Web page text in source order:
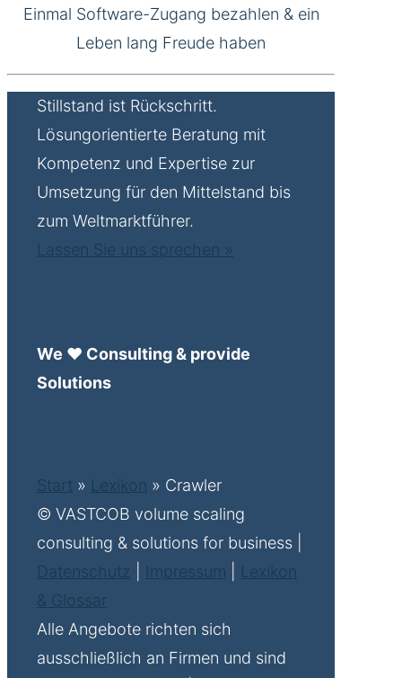
Einmal Software-Zugang bezahlen & ein
Leben lang Freude haben
Stillstand ist Rückschritt.
Lösungorientierte Beratung mit
Kompetenz und Expertise zur
Umsetzung für den Mittelstand bis
zum Weltmarktführer.
Lassen Sie uns sprechen »
We ♥ Consulting & provide
Solutions
Start » Lexikon » Crawler
© VASTCOB volume scaling
consulting & solutions for business |
Datenschutz
Impressum
Lexikon
& Glossar
Alle Angebote richten sich
ausschließlich an Firmen und sind